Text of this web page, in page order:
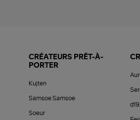
CRÉATEURS PRÊT-À-
PORTER
Kujten
Samsoe Samsoe
Soeur